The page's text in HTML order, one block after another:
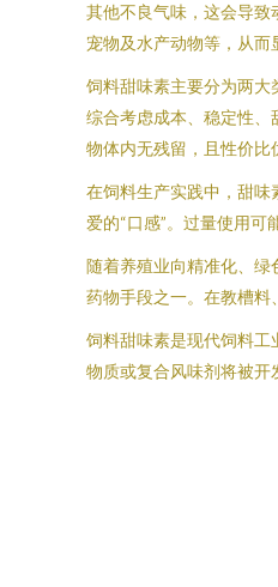
其他不良气味，这会导致
宠物及水产动物等，从而
饲料甜味素主要分为两
综合考虑成本、稳定性
物体内无残留，且性价比
在饲料生产实践中，甜
爱的“口感”。过量使用可
随着养殖业向精准化、
药物手段之一。在教槽料
饲料甜味素是现代饲料
物质或复合风味剂将被开